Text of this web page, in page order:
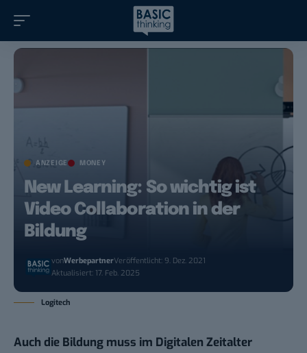
ANZEIGE MONEY
New Learning: So wichtig ist
Video Collaboration in der
Bildung
vonWerbepartnerVeröffentlicht: 9. Dez. 2021
Aktualisiert: 17. Feb. 2025
Logitech
Auch die Bildung muss im Digitalen Zeitalter